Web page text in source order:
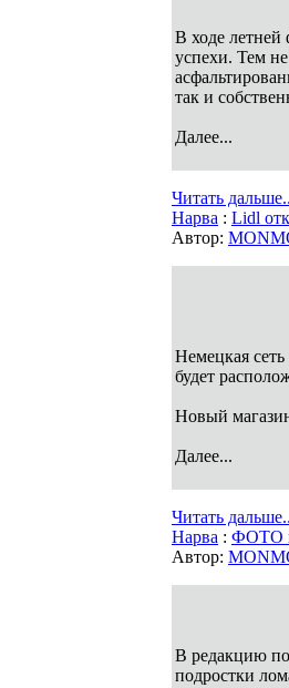
В ходе летней
успехи. Тем
так и
Далее...
Читать
Нарва : Lidl
Автор:
Немецкая
будет
Новый
Далее...
Читать
Нарва : ФОТО и
Автор:
В редакцию
подростки